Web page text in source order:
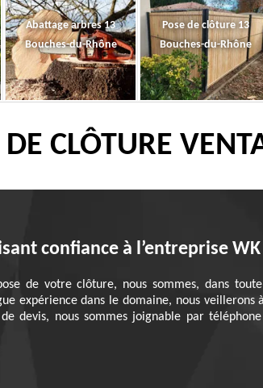
Abattage arbres 13
Bouches-du-Rhône
Pose de clôture 13
Bouches-du-Rhône
DE CLÔTURE
confiance à l’entreprise WK
de votre clôture, nous sommes, dans
expérience dans le domaine, nous
devis, nous sommes joignable par